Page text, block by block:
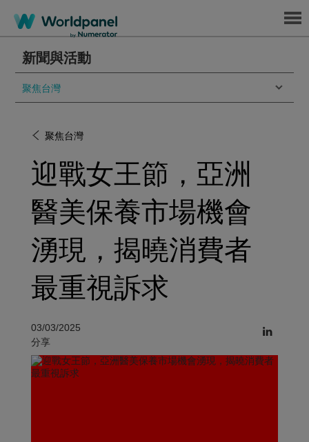
Menu
新聞與活動
聚焦台灣
聚焦台灣
迎戰女王節，亞洲
醫美保養市場機會
湧現，揭曉消費者
最重視訴求
03/03/2025
分享